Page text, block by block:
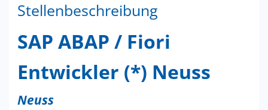
Stellenbeschreibung
SAP ABAP / Fiori
Entwickler (*) Neuss
Neuss